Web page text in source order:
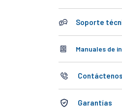
Soporte
Manuales de
Contáctenos
Garantías